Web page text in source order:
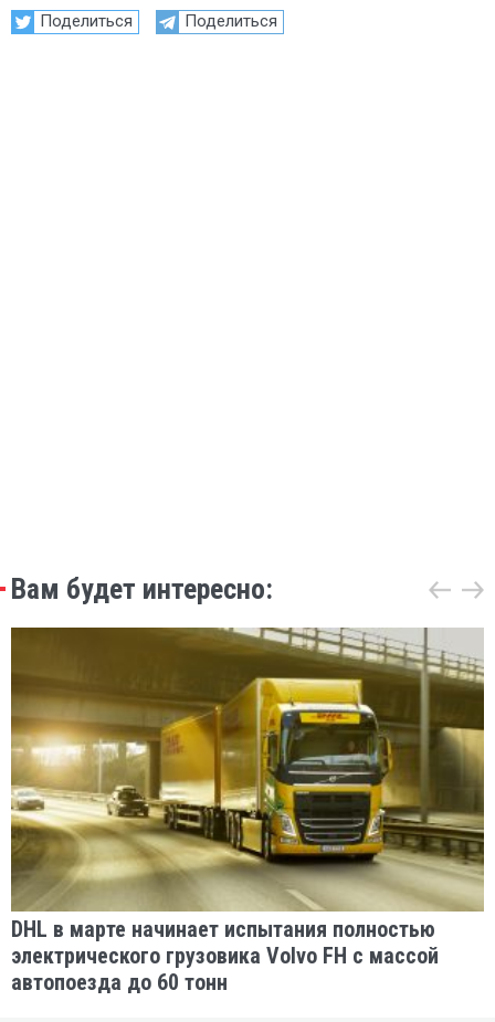
Поделиться
Поделиться
Вам будет интересно:
DHL в марте начинает испытания полностью
электрического грузовика Volvo FH с массой
автопоезда до 60 тонн